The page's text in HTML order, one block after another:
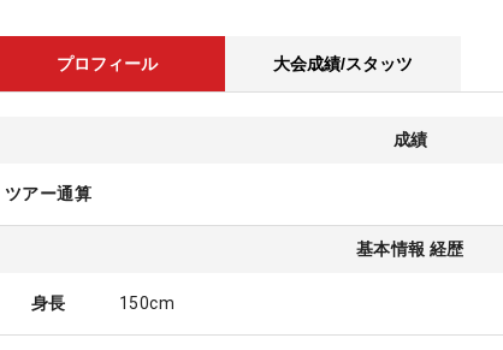
プロフィール 大会成績/スタッツ
成績
ツアー通算
基本情報 経歴
身長 150cm